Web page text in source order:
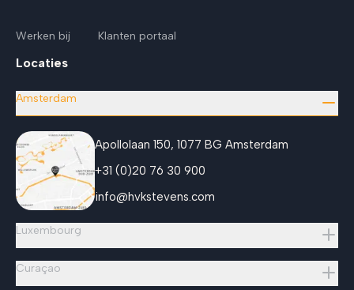
Werken bij Klanten portaal
Locaties
Amsterdam
Apollolaan 150, 1077 BG Amsterdam
+31 (0)20 76 30 900
info@hvkstevens.com
Luxembourg
Curaçao